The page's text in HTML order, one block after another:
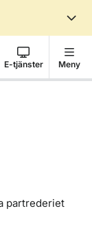
E-tjänster Meny
partrederiet